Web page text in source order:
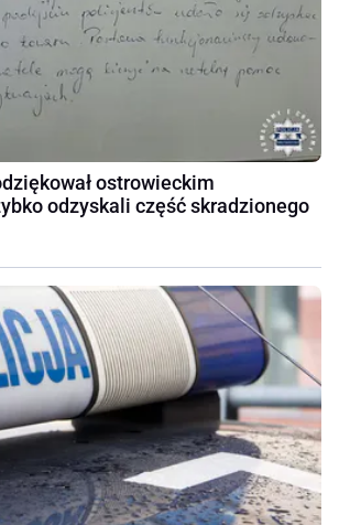
ostrowieckim
odzyskali część skradzionego